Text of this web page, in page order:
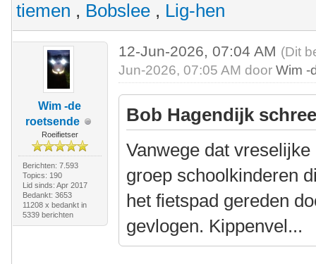
tiemen , Bobslee , Lig-hen
Wim -de
roetsende
Roeifietser
Berichten: 7.593
Topics: 190
Lid sinds: Apr 2017
Bedankt: 3653
11208 x bedankt in
5339 berichten
12-Jun-2026, 07:04 AM (Dit
Jun-2026, 07:05 AM doorWim -
Bob Hagendijk
Vanwege dat
groep schoolkinderen
het fietspad gereden
gevlogen. Kippenvel...